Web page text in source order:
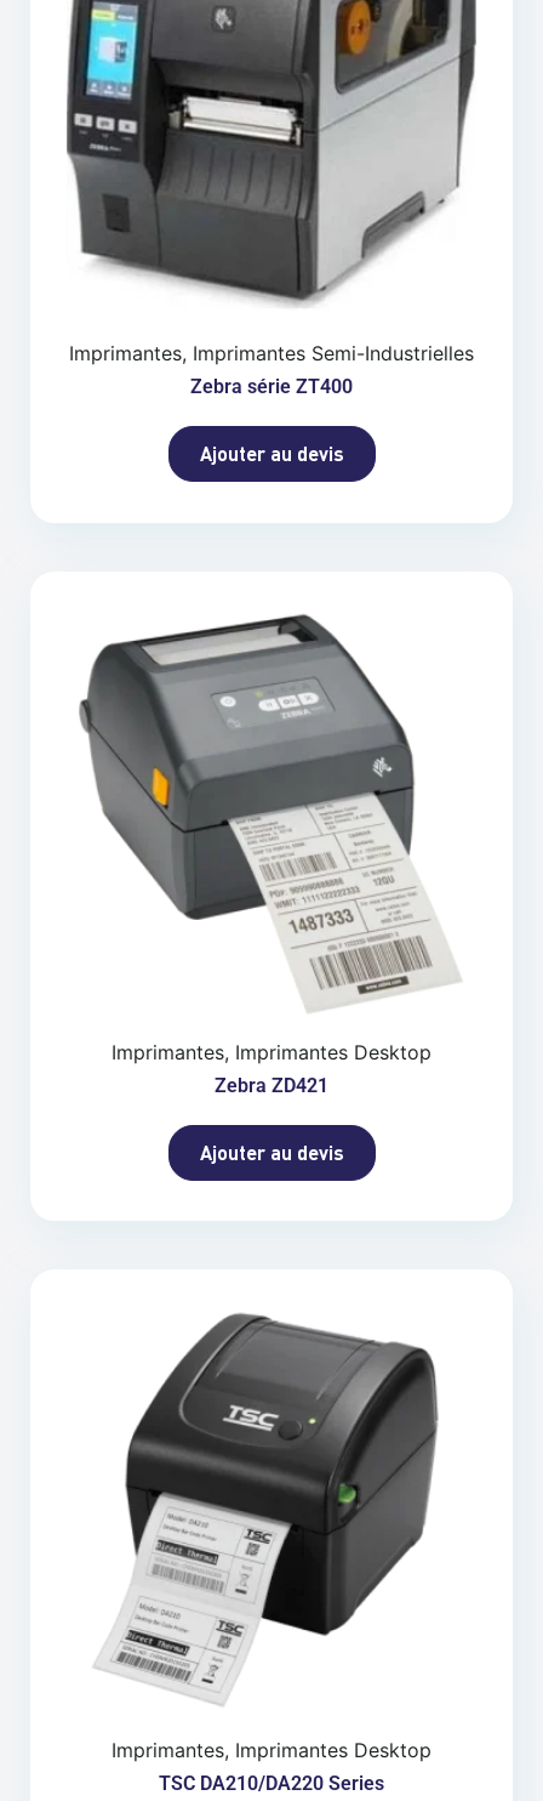
Imprimantes, Imprimantes Semi-Industrielles
Zebra série ZT400
Ajouter au devis
Imprimantes, Imprimantes Desktop
Zebra ZD421
Ajouter au devis
Imprimantes, Imprimantes Desktop
TSC DA210/DA220 Series